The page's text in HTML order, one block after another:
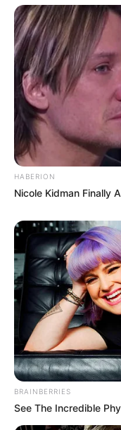
HABERION
Nicole Kidman Finally
BRAINBERRIES
See The Incredible